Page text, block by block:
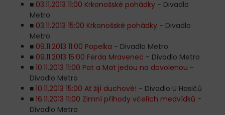
■ 03.11.2013 11:00 Krkonošské pohádky - Divadlo
Metro
■ 03.11.2013 15:00 Krkonošské pohádky - Divadlo
Metro
■ 09.11.2013 11:00 Popelka - Divadlo Metro
■ 09.11.2013 15:00 Ferda Mravenec - Divadlo Metro
■ 10.11.2013 11:00 Pat a Mat jedou na dovolenou -
Divadlo Metro
■ 10.11.2013 15:00 Ať žijí duchové! - Divadlo U Hasičů
■ 16.11.2013 11:00 Zimní příhody včelích medvídků -
Divadlo Metro